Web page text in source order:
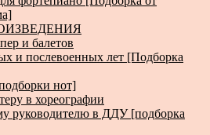
и балетов
и послевоенных лет [Подборка
нот]
в хореографии
руководителю в ДДУ [подборка